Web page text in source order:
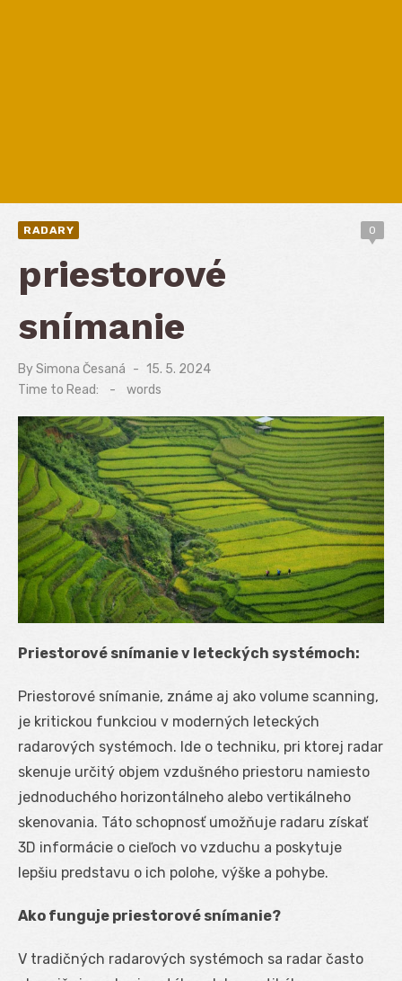
RADARY 0
priestorové
snímanie
BySimona Česaná
Posted
on
15. 5. 2024
Time to Read:
- words
Priestorové snímanie v leteckých systémoch:
Priestorové snímanie, známe aj ako volume scanning,
je kritickou funkciou v moderných leteckých
radarových systémoch. Ide o techniku, pri ktorej radar
skenuje určitý objem vzdušného priestoru namiesto
jednoduchého horizontálneho alebo vertikálneho
skenovania. Táto schopnosť umožňuje radaru získať
3D informácie o cieľoch vo vzduchu a poskytuje
lepšiu predstavu o ich polohe, výške a pohybe.
Ako funguje priestorové snímanie?
V tradičných radarových systémoch sa radar často